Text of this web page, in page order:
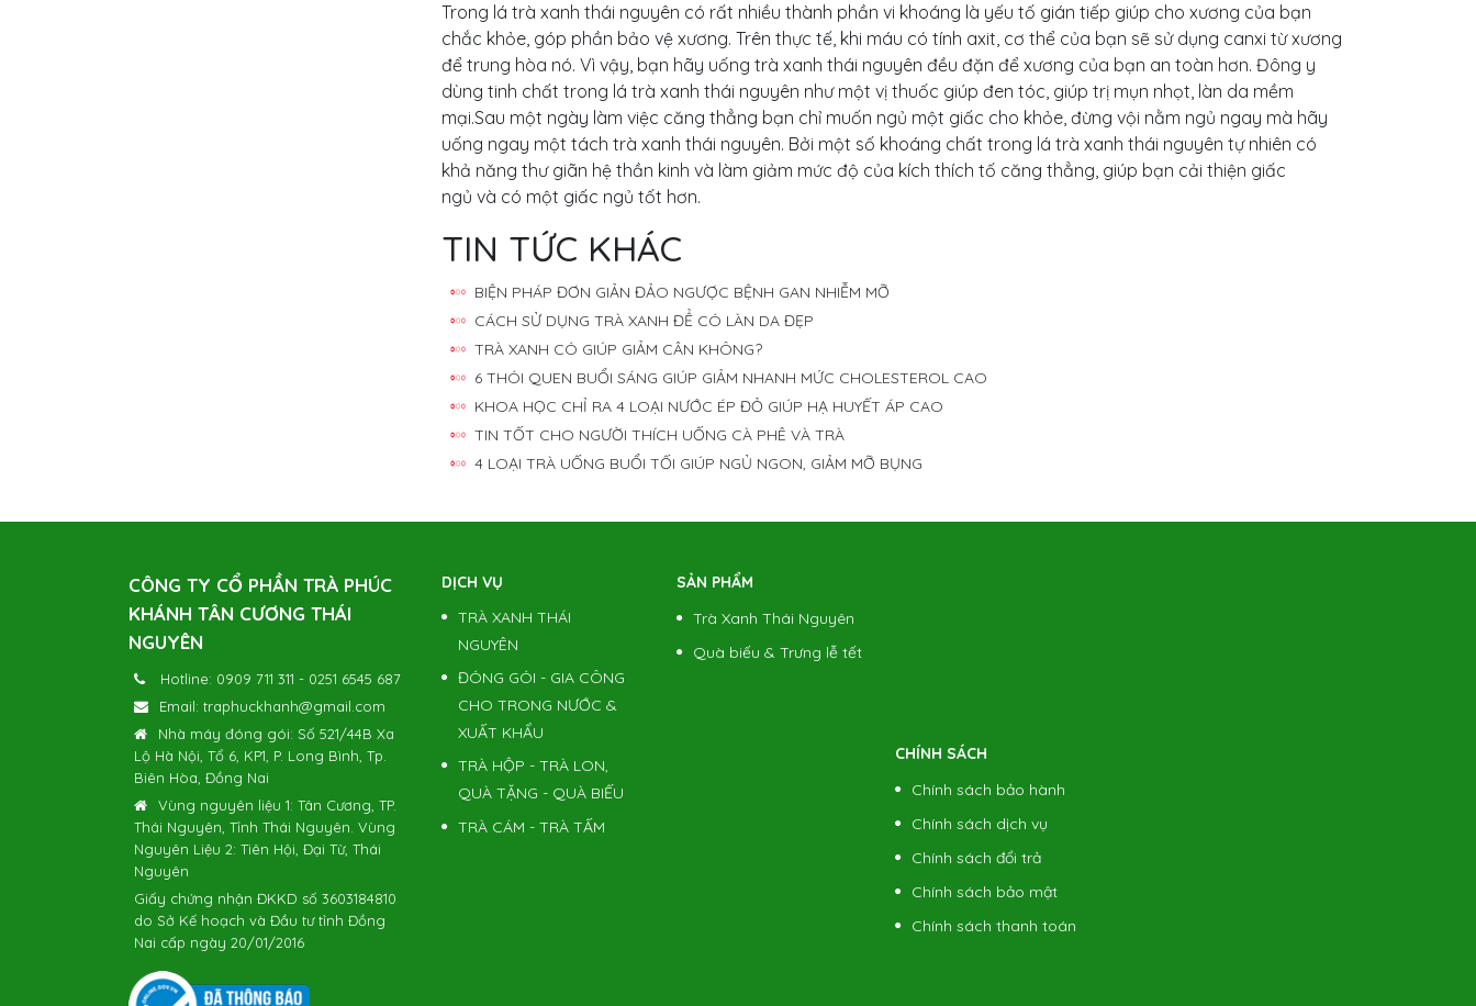
Trong lá trà xanh thái nguyên có rất nhiều thành phần vi khoáng là yếu tố gián tiếp giúp cho xương của bạn
chắc khỏe, góp phần bảo vệ xương. Trên thực tế, khi máu có tính axit, cơ thể của bạn sẽ sử dụng canxi từ xương
để trung hòa nó. Vì vậy, bạn hãy uống trà xanh thái nguyên đều đặn để xương của bạn an toàn hơn. Đông y
dùng tinh chất trong lá trà xanh thái nguyên như một vị thuốc giúp đen tóc, giúp trị mụn nhọt, làn da mềm
mại.Sau một ngày làm việc căng thẳng bạn chỉ muốn ngủ một giấc cho khỏe, đừng vội nằm ngủ ngay mà hãy
uống ngay một tách trà xanh thái nguyên. Bởi một số khoáng chất trong lá trà xanh thái nguyên tự nhiên có
khả năng thư giãn hệ thần kinh và làm giảm mức độ của kích thích tố căng thẳng, giúp bạn cải thiện giấc
ngủ và có một giấc ngủ tốt hơn.
TIN TỨC KHÁC
BIỆN PHÁP ĐƠN GIẢN ĐẢO NGƯỢC BỆNH GAN NHIỄM MỠ
CÁCH SỬ DỤNG TRÀ XANH ĐỂ CÓ LÀN DA ĐẸP
TRÀ XANH CÓ GIÚP GIẢM CÂN KHÔNG?
6 THÓI QUEN BUỔI SÁNG GIÚP GIẢM NHANH MỨC CHOLESTEROL CAO
KHOA HỌC CHỈ RA 4 LOẠI NƯỚC ÉP ĐỎ GIÚP HẠ HUYẾT ÁP CAO
TIN TỐT CHO NGƯỜI THÍCH UỐNG CÀ PHÊ VÀ TRÀ
4 LOẠI TRÀ UỐNG BUỔI TỐI GIÚP NGỦ NGON, GIẢM MỠ BỤNG
CÔNG TY CỔ PHẦN TRÀ PHÚC
KHÁNH TÂN CƯƠNG THÁI
NGUYÊN
Hotline: 0909 711 311 - 0251 6545 687
Email: traphuckhanh@gmail.com
Nhà máy đóng gói: Số 521/44B Xa
Lộ Hà Nội, Tổ 6, KP1, P. Long Bình, Tp.
Biên Hòa, Đồng Nai
Vùng nguyên liệu 1: Tân Cương, TP.
Thái Nguyên, Tỉnh Thái Nguyên. Vùng
Nguyên Liệu 2: Tiên Hội, Đại Từ, Thái
Nguyên
Giấy chứng nhận ĐKKD số 3603184810
do Sở Kế hoạch và Đầu tư tỉnh Đồng
Nai cấp ngày 20/01/2016
DỊCH VỤ
TRÀ XANH THÁI
NGUYÊN
ĐÓNG GÓI - GIA CÔNG
CHO TRONG NƯỚC &
XUẤT KHẨU
TRÀ HỘP - TRÀ LON,
QUÀ TẶNG - QUÀ BIẾU
TRÀ CÁM - TRÀ TẤM
SẢN PHẨM
Trà Xanh Thái Nguyên
Quà biếu & Trưng lễ tết
CHÍNH SÁCH
Chính sách bảo hành
Chính sách dịch vụ
Chính sách đổi trả
Chính sách bảo mật
Chính sách thanh toán